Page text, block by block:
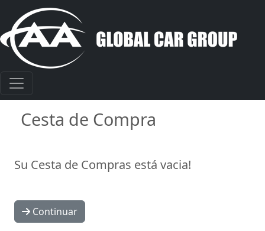
Cesta de Compra
Su Cesta de Compras está vacia!
Continuar